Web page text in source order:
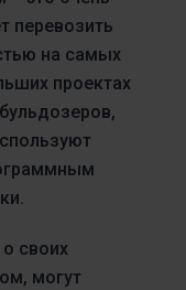
перевозить
на самых
проектах
своих
могут